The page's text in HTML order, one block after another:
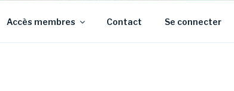
Accès membres Contact Se connecter